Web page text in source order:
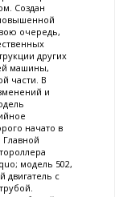
Создан
очередь,
других
машины,
части. В
и
начато в
Главной
модель 502,
двигатель с